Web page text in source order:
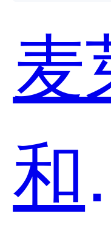
讯
个
麦
和